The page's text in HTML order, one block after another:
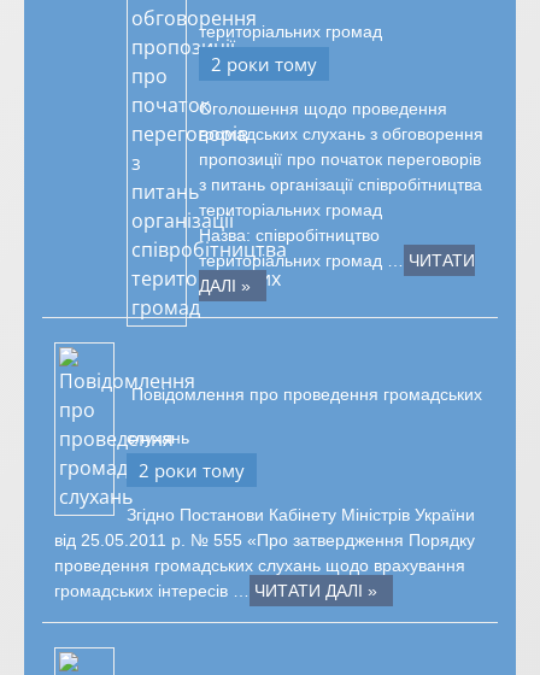
територіальних громад
2 роки тому
Оголошення щодо проведення
громадських слухань з обговорення
пропозиції про початок переговорів
з питань організації співробітництва
територіальних громад
Назва: співробітництво
територіальних громад … ЧИТАТИ
ДАЛІ »
Повідомлення про проведення громадських
слухань
2 роки тому
Згідно Постанови Кабінету Міністрів України
від 25.05.2011 р. № 555 «Про затвердження Порядку
проведення громадських слухань щодо врахування
громадських інтересів … ЧИТАТИ ДАЛІ »